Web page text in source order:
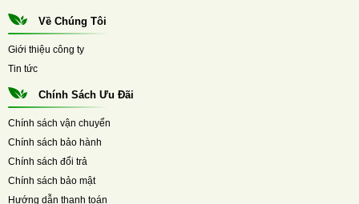
Về Chúng Tôi
Giới thiệu công ty
Tin tức
Chính Sách Ưu Đãi
Chính sách vận chuyển
Chính sách bảo hành
Chính sách đổi trả
Chính sách bảo mật
Hướng dẫn thanh toán